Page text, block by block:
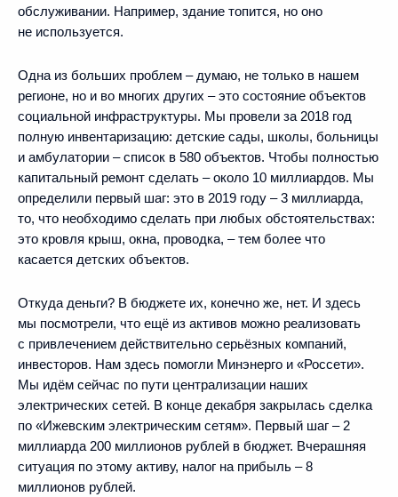
обслуживании. Например, здание топится, но оно
не используется.
Одна из больших проблем – думаю, не только в нашем
регионе, но и во многих других – это состояние объектов
социальной инфраструктуры. Мы провели за 2018 год
полную инвентаризацию: детские сады, школы, больницы
и амбулатории – список в 580 объектов. Чтобы полностью
капитальный ремонт сделать – около 10 миллиардов. Мы
определили первый шаг: это в 2019 году – 3 миллиарда,
то, что необходимо сделать при любых обстоятельствах:
это кровля крыш, окна, проводка, – тем более что
касается детских объектов.
Откуда деньги? В бюджете их, конечно же, нет. И здесь
мы посмотрели, что ещё из активов можно реализовать
с привлечением действительно серьёзных компаний,
инвесторов. Нам здесь помогли Минэнерго и «Россети».
Мы идём сейчас по пути централизации наших
электрических сетей. В конце декабря закрылась сделка
по «Ижевским электрическим сетям». Первый шаг – 2
миллиарда 200 миллионов рублей в бюджет. Вчерашняя
ситуация по этому активу, налог на прибыль – 8
миллионов рублей.